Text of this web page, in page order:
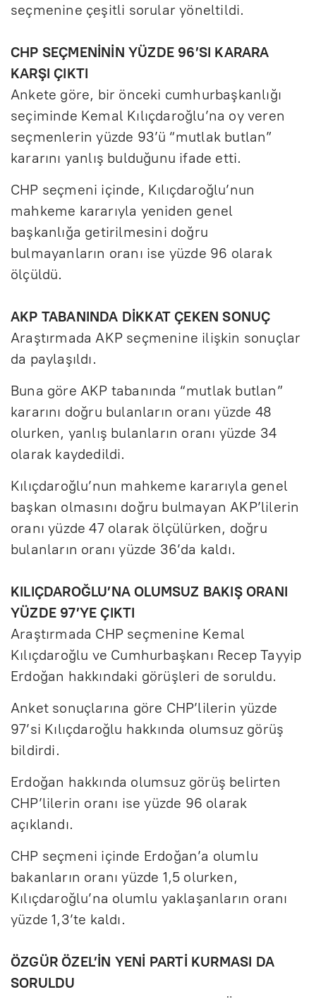
seçmenine çeşitli sorular yöneltildi.
CHP SEÇMENİNİN YÜZDE 96’SI KARARA
KARŞI ÇIKTI
Ankete göre, bir önceki cumhurbaşkanlığı
seçiminde Kemal Kılıçdaroğlu’na oy veren
seçmenlerin yüzde 93’ü “mutlak butlan”
kararını yanlış bulduğunu ifade etti.
CHP seçmeni içinde, Kılıçdaroğlu’nun
mahkeme kararıyla yeniden genel
başkanlığa getirilmesini doğru
bulmayanların oranı ise yüzde 96 olarak
ölçüldü.
AKP TABANINDA DİKKAT ÇEKEN SONUÇ
Araştırmada AKP seçmenine ilişkin sonuçlar
da paylaşıldı.
Buna göre AKP tabanında “mutlak butlan”
kararını doğru bulanların oranı yüzde 48
olurken, yanlış bulanların oranı yüzde 34
olarak kaydedildi.
Kılıçdaroğlu’nun mahkeme kararıyla genel
başkan olmasını doğru bulmayan AKP’lilerin
oranı yüzde 47 olarak ölçülürken, doğru
bulanların oranı yüzde 36’da kaldı.
KILIÇDAROĞLU’NA OLUMSUZ BAKIŞ ORANI
YÜZDE 97’YE ÇIKTI
Araştırmada CHP seçmenine Kemal
Kılıçdaroğlu ve Cumhurbaşkanı Recep Tayyip
Erdoğan hakkındaki görüşleri de soruldu.
Anket sonuçlarına göre CHP’lilerin yüzde
97’si Kılıçdaroğlu hakkında olumsuz görüş
bildirdi.
Erdoğan hakkında olumsuz görüş belirten
CHP’lilerin oranı ise yüzde 96 olarak
açıklandı.
CHP seçmeni içinde Erdoğan’a olumlu
bakanların oranı yüzde 1,5 olurken,
Kılıçdaroğlu’na olumlu yaklaşanların oranı
yüzde 1,3’te kaldı.
ÖZGÜR ÖZEL’İN YENİ PARTİ KURMASI DA
SORULDU